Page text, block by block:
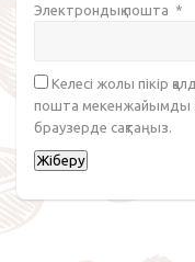
Электрондық пошта *
Келесі жолы пікір
пошта мекенжайымды
браузерде сақтаңыз.